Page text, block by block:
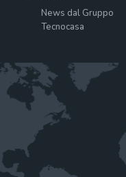
News dal Gruppo
Tecnocasa